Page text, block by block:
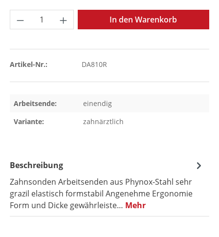
Produkt Anzahl: Gib den gewünschten
In den Warenkorb
Artikel-Nr.: DA810R
Arbeitsende:
einendig
Variante:
zahnärztlich
Beschreibung
Zahnsonden Arbeitsenden aus Phynox-Stahl sehr
grazil elastisch formstabil Angenehme Ergonomie
Form und Dicke gewährleiste… Mehr